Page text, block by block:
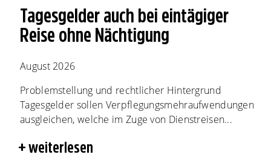
Tagesgelder auch bei eintägiger
Reise ohne Nächtigung
August 2026
Problemstellung und rechtlicher Hintergrund
Tagesgelder sollen Verpflegungsmehraufwendungen
ausgleichen, welche im Zuge von Dienstreisen...
weiterlesen